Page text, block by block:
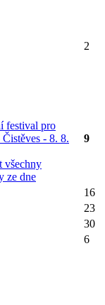
2
festival pro
- 8. 8.
všechny
ze dne
9
16
23
30
6